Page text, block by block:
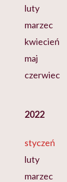
luty
marzec
kwiecień
maj
czerwiec
2022
styczeń
luty
marzec